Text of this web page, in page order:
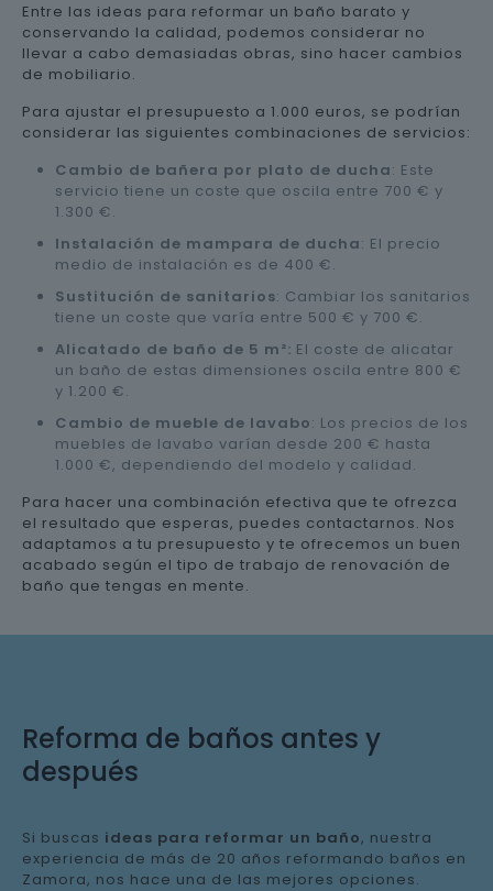
Entre las ideas para reformar un baño barato y
conservando la calidad, podemos considerar no
llevar a cabo demasiadas obras, sino hacer cambios
de mobiliario.
Para ajustar el presupuesto a 1.000 euros, se podrían
considerar las siguientes combinaciones de servicios:
Cambio de bañera por plato de ducha: Este
servicio tiene un coste que oscila entre 700 € y
1.300 €.
Instalación de mampara de ducha: El precio
medio de instalación es de 400 €.
Sustitución de sanitarios: Cambiar los sanitarios
tiene un coste que varía entre 500 € y 700 €.
Alicatado de baño de 5 m²: El coste de alicatar
un baño de estas dimensiones oscila entre 800 €
y 1.200 €.
Cambio de mueble de lavabo: Los precios de los
muebles de lavabo varían desde 200 € hasta
1.000 €, dependiendo del modelo y calidad.
Para hacer una combinación efectiva que te ofrezca
el resultado que esperas, puedes contactarnos. Nos
adaptamos a tu presupuesto y te ofrecemos un buen
acabado según el tipo de trabajo de renovación de
baño que tengas en mente.
Reforma de baños antes y
después
Si buscas ideas para reformar un baño, nuestra
experiencia de más de 20 años reformando baños en
Zamora, nos hace una de las mejores opciones.